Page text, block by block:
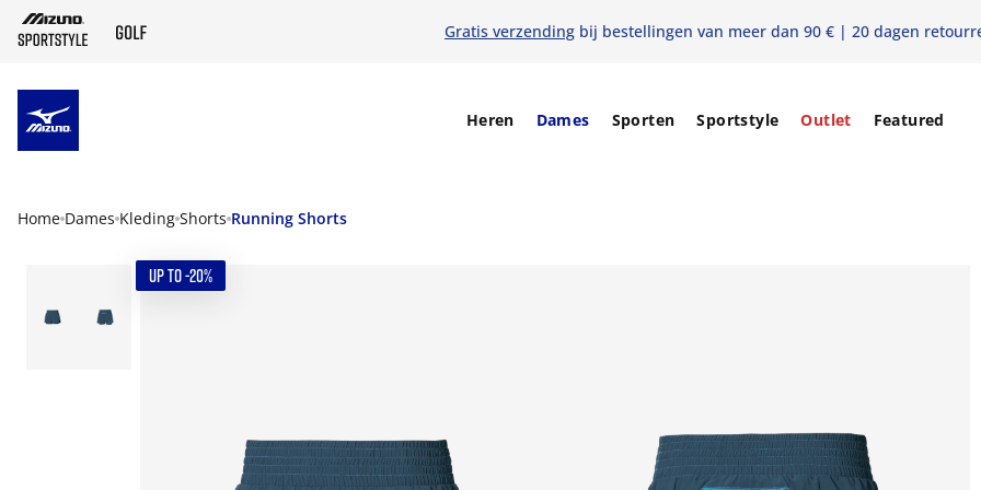
Gratis verzending bij bestellingen van meer dan 90 € | 20 dagen
Heren Dames Sporten Sportstyle Outlet Featured
Home Dames Kleding Shorts Running Shorts
UP TO -20%